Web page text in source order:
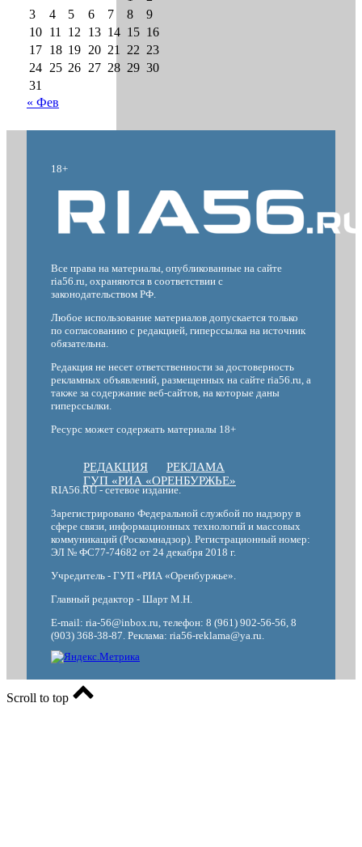
3
4 5 6 7 8
9
10 11 12 13 14 15 16
17 18 19 20 21 22 23
24 25 26 27 28 29 30
31
« Фев
18+
Все права на материалы, опубликованные на сайте
ria56.ru, охраняются в соответствии с
законодательством РФ.
Любое использование материалов допускается только
по согласованию с редакцией, гиперссылка на источник
обязательна.
Редакция не несет ответственности за достоверность
рекламных объявлений, размещенных на сайте ria56.ru, а
также за содержание веб-сайтов, на которые даны
гиперссылки.
Ресурс может содержать материалы 18+
РЕДАКЦИЯ
РЕКЛАМА
ГУП «РИА «ОРЕНБУРЖЬЕ»
RIA56.RU - сетевое издание.
Зарегистрировано Федеральной службой по надзору в
сфере связи, информационных технологий и массовых
коммуникаций (Роскомнадзор). Регистрационный номер:
ЭЛ № ФС77-74682 от 24 декабря 2018 г.
Учредитель - ГУП «РИА «Оренбуржье».
Главный редактор - Шарт М.Н.
E-mail: ria-56@inbox.ru, телефон: 8 (961) 902-56-56, 8
(903) 368-38-87. Реклама: ria56-reklama@ya.ru.
Scroll to top